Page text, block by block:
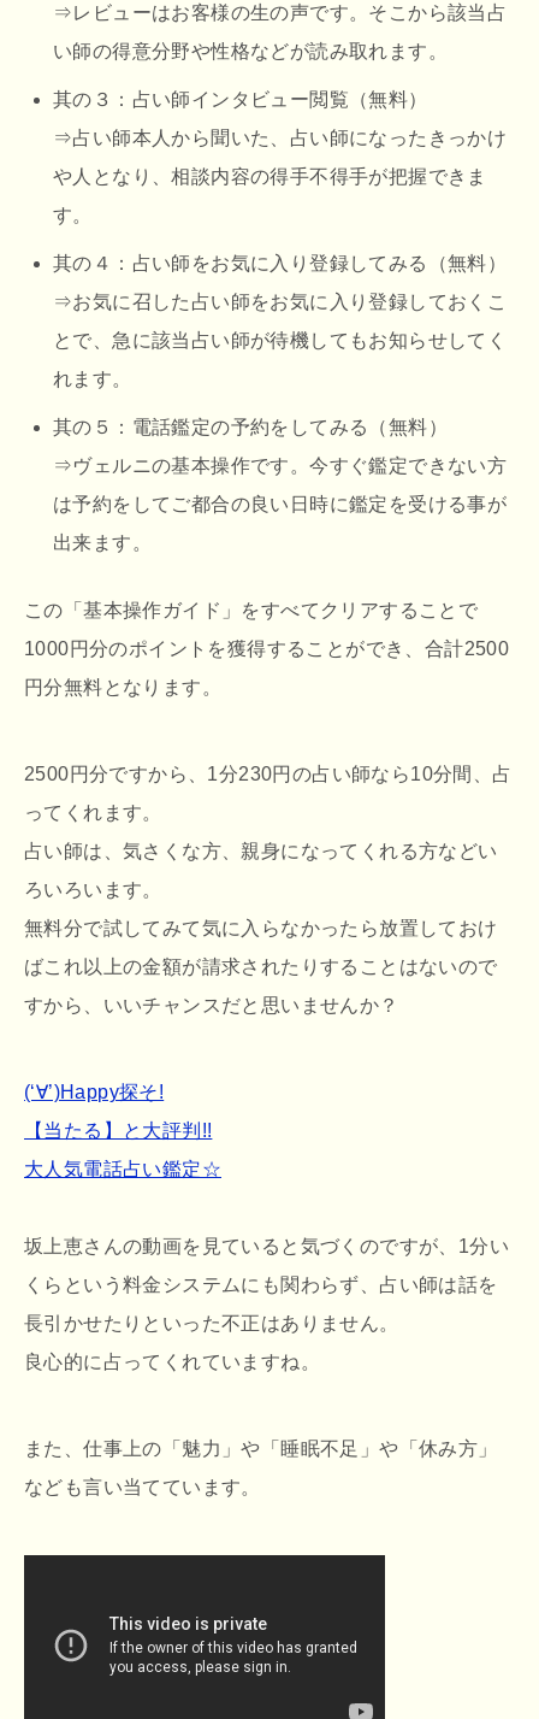
⇒レビューはお客様の生の声です。そこから該当占
い師の得意分野や性格などが読み取れます。
其の３：占い師インタビュー閲覧（無料）
⇒占い師本人から聞いた、占い師になったきっかけ
や人となり、相談内容の得手不得手が把握できま
す。
其の４：占い師をお気に入り登録してみる（無料）
⇒お気に召した占い師をお気に入り登録しておくこ
とで、急に該当占い師が待機してもお知らせしてく
れます。
其の５：電話鑑定の予約をしてみる（無料）
⇒ヴェルニの基本操作です。今すぐ鑑定できない方
は予約をしてご都合の良い日時に鑑定を受ける事が
出来ます。
この「基本操作ガイド」をすべてクリアすることで
1000円分のポイントを獲得することができ、合計2500
円分無料となります。
2500円分ですから、1分230円の占い師なら10分間、占
ってくれます。
占い師は、気さくな方、親身になってくれる方などい
ろいろいます。
無料分で試してみて気に入らなかったら放置しておけ
ばこれ以上の金額が請求されたりすることはないので
すから、いいチャンスだと思いませんか？
(‘∀’)Happy探そ!
【当たる】と大評判!!
大人気電話占い鑑定☆
坂上恵さんの動画を見ていると気づくのですが、1分い
くらという料金システムにも関わらず、占い師は話を
長引かせたりといった不正はありません。
良心的に占ってくれていますね。
また、仕事上の「魅力」や「睡眠不足」や「休み方」
なども言い当てています。